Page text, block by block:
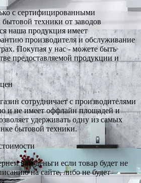
с сертифицированными
техники от заводов
наша продукция имеет
производителя и обслуживание
Покупая у нас - можете быть
предоставляемой продукции и
сотрудничает с производителями
и не имеет оффлайн площадей и
удерживать одну из самых
бытовой техники.
вам деньги если товар будет не
на сайте, либо не будет